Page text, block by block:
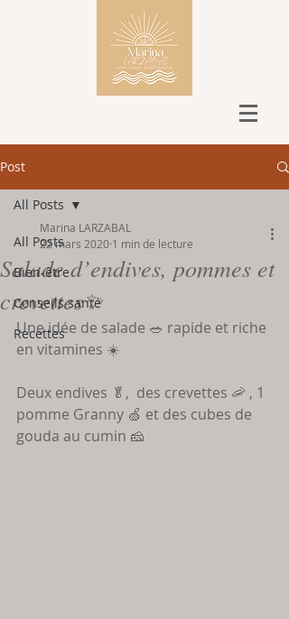
Post
All Posts
Bien-être
Conseils santé
Recettes
All Posts
Salade d’endives, pommes et
crevettes✨
Marina LARZABAL
22 mars 2020 1 min de lecture
Une idée de salade 🥗 rapide et riche
en vitamines ☀️
Deux endives 🥬,  des crevettes 🦐 , 1
pomme Granny 🍏 et des cubes de
gouda au cumin 🧀